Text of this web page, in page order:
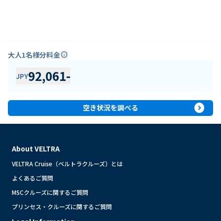
大人1名様分料金info
JPY92,061-
空き状況を調べる expand_circle_right
About VELTRA
VELTRA Cruise（ベルトラクルーズ）とは
よくあるご質問
MSCクルーズに関するご質問
プリンセス・クルーズに関するご質問